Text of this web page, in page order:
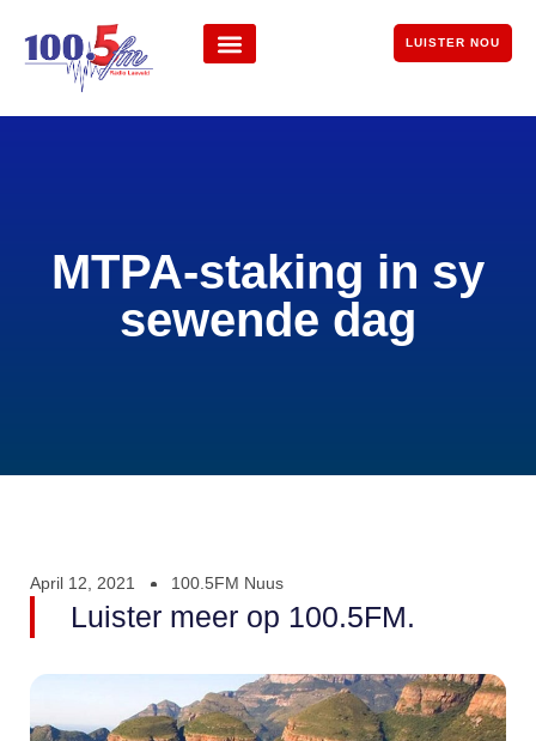
LUISTER NOU
MTPA-staking in sy
sewende dag
April 12, 2021 100.5FM Nuus
Luister meer op 100.5FM.